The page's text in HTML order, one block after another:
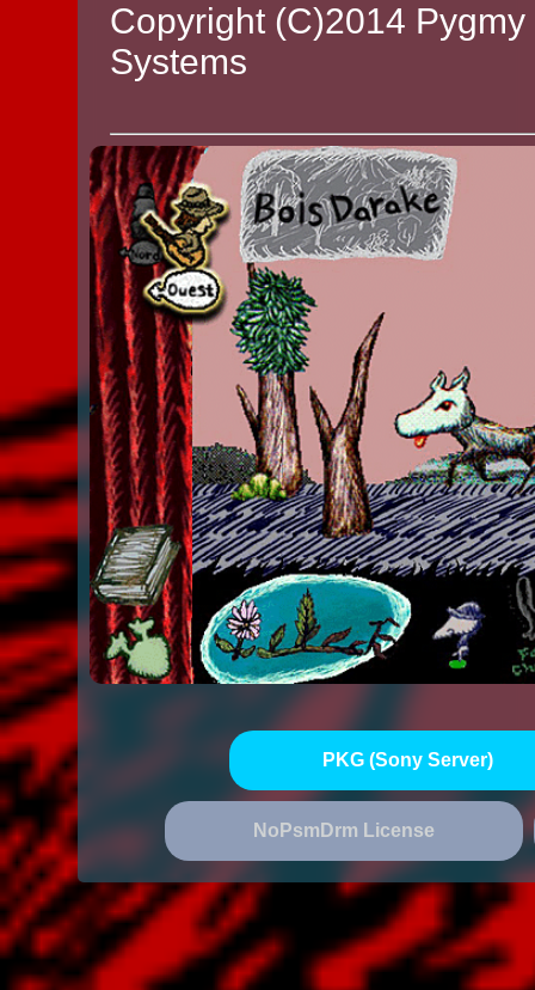
Copyright (C)2014
Systems
PKG (Sony Server)
NoPsmDrm License